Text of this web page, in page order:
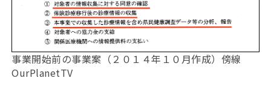
事業開始前の事業案（２０１４年１０月作成）傍線
OurPlanetTV